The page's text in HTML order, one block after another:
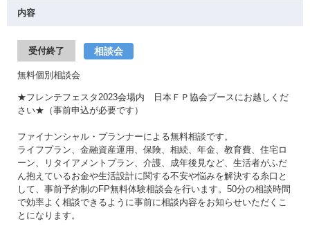
内容
受付終了 相談会
無料個別相談会
★フレンテフェスタ2023会場内 日本ＦＰ協会ブースにお越しくだ
さい★（事前申込が必要です）
ファイナンシャル・プランナーによる無料相談です。
ライフプラン、金融資産運用、保険、相続、年金、教育費、住宅ロ
ーン、リタイアメントプラン、介護、成年後見など、生活者がふだ
ん抱えているお金や生活設計に関する不安や悩みを解決する糸口と
して、事前予約制のFP無料体験相談会を行います。50分の相談時間
で効率よく相談できるように事前に相談内容をお知らせいただくこ
とになります。